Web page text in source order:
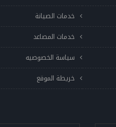
خدمات الصيانة
خدمات المصاعد
سياسة الخصوصيه
خريطة الموقع